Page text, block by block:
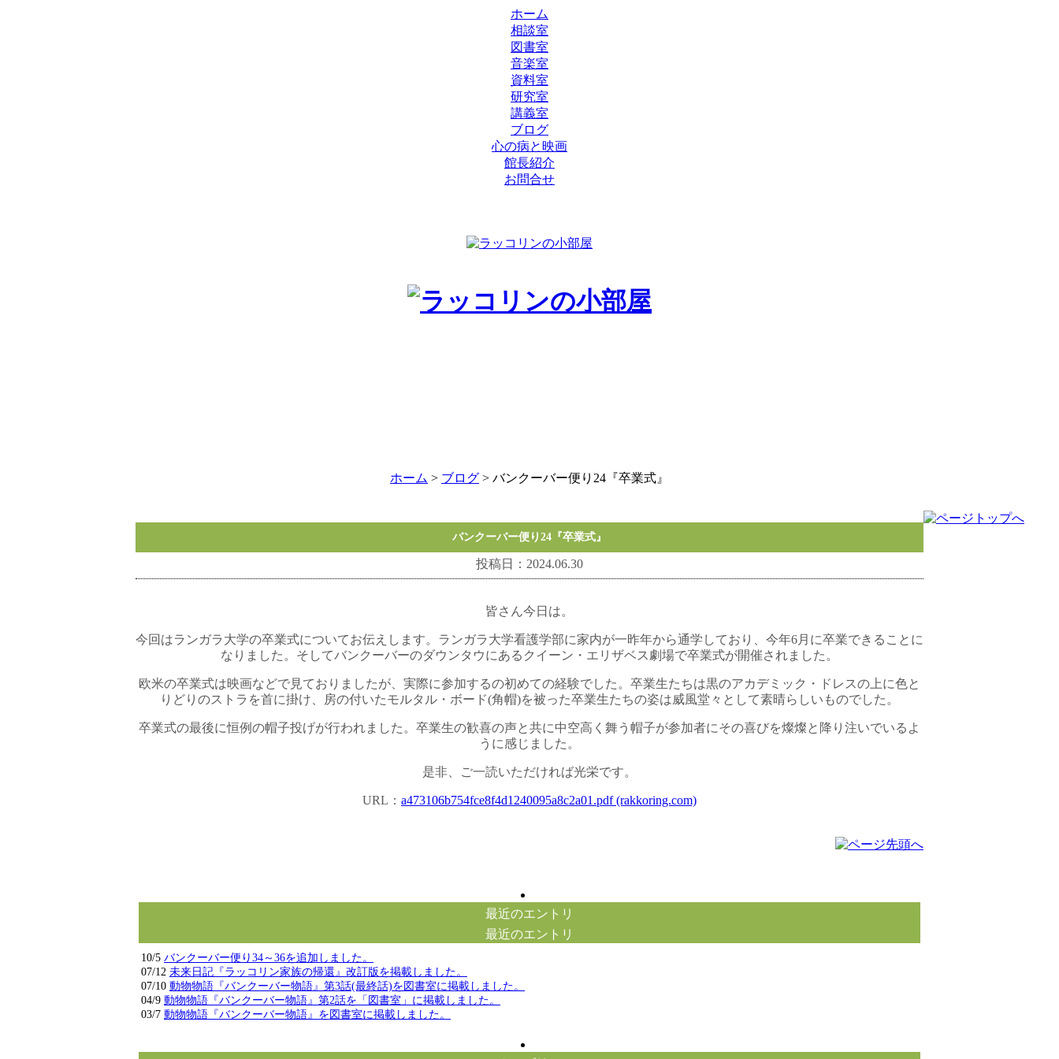
ホーム
相談室
図書室
音楽室
資料室
研究室
講義室
ブログ
心の病と映画
館長紹介
お問合せ
ホーム > ブログ > バンクーバー便り24『卒業式』
バンクーバー便り24『卒業式』
投稿日：2024.06.30
皆さん今日は。
今回はランガラ大学の卒業式についてお伝えします。ランガラ大学看護学部に家内が一昨年から通学しており、今年6月に卒業できることに
なりました。そしてバンクーバーのダウンタウにあるクイーン・エリザベス劇場で卒業式が開催されました。
欧米の卒業式は映画などで見ておりましたが、実際に参加するの初めての経験でした。卒業生たちは黒のアカデミック・ドレスの上に色と
りどりのストラを首に掛け、房の付いたモルタル・ボード(角帽)を被った卒業生たちの姿は威風堂々として素晴らしいものでした。
卒業式の最後に恒例の帽子投げが行われました。卒業生の歓喜の声と共に中空高く舞う帽子が参加者にその喜びを燦燦と降り注いでいるよ
うに感じました。
是非、ご一読いただければ光栄です。
URL： a473106b754fce8f4d1240095a8c2a01.pdf (rakkoring.com)
最近のエントリ
最近のエントリ
10/5 バンクーバー便り34～36を追加しました。
07/12 未来日記『ラッコリン家族の帰還』改訂版を掲載しました。
07/10 動物物語『バンクーバー物語』第3話(最終話)を図書室に掲載しました。
04/9 動物物語『バンクーバー物語』第2話を「図書室」に掲載しました。
03/7 動物物語『バンクーバー物語』を図書室に掲載しました。